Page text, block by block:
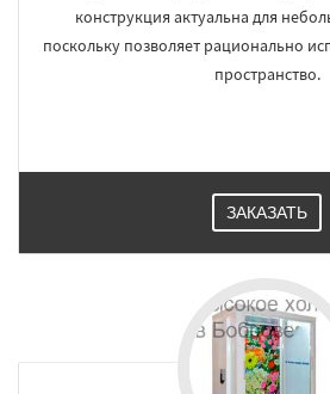
конструкция актуальна для
поскольку позволяет рационально
пространство.
ЗАКАЗАТЬ